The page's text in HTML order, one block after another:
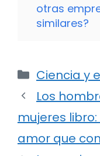
otras
similares?
Ciencia y
Los
mujeres
amor que